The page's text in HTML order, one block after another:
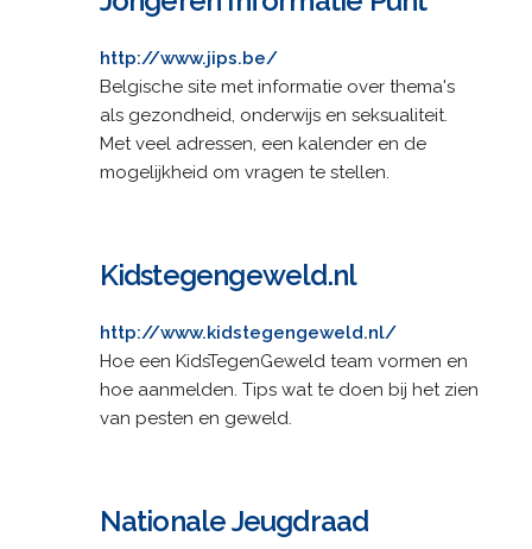
http://www.jips.be/
Belgische site met informatie over thema's
als gezondheid, onderwijs en seksualiteit.
Met veel adressen, een kalender en de
mogelijkheid om vragen te stellen.
Kidstegengeweld.nl
http://www.kidstegengeweld.nl/
Hoe een KidsTegenGeweld team vormen en
hoe aanmelden. Tips wat te doen bij het zien
van pesten en geweld.
Nationale Jeugdraad